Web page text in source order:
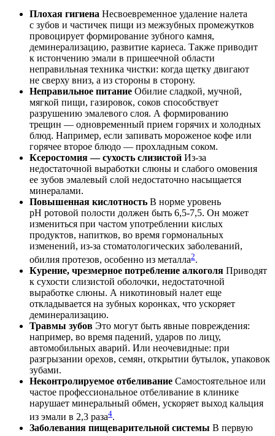
Плохая гигиена Несвоевременное удаление налета
с зубов и частичек пищи из межзубных промежутков
провоцирует формирование зубного камня,
деминерализацию, развитие кариеса. Также приводит
к истончению эмали в пришеечной области
неправильная техника чистки: когда щетку двигают
не сверху вниз, а из стороны в сторону.
Неправильное питание Обилие сладкой, мучной,
мягкой пищи, газировок, соков способствует
разрушению эмалевого слоя. А формированию
трещин — одновременный прием горячих и холодных
блюд. Например, если запивать мороженое кофе или
горячее второе блюдо — прохладным соком.
Ксеростомия — сухость слизистой Из-за
недостаточной выработки слюны и слабого омовения
ее зубов эмалевый слой недостаточно насыщается
минералами.
Повышенная кислотность В норме уровень
pH ротовой полости должен быть 6,5-7,5. Он может
измениться при частом употреблении кислых
продуктов, напитков, во время гормональных
изменений, из-за стоматологических заболеваний,
обилия протезов, особенно из металла2.
Курение, чрезмерное потребление алкоголя Приводят
к сухости слизистой оболочки, недостаточной
выработке слюны. А никотиновый налет еще
откладывается на зубных коронках, что ускоряет
деминерализацию.
Травмы зубов Это могут быть явные повреждения:
например, во время падений, ударов по лицу,
автомобильных аварий. Или неочевидные: при
разгрызании орехов, семян, открытии бутылок, упаковок
зубами.
Неконтролируемое отбеливание Самостоятельное или
частое профессиональное отбеливание в клинике
нарушает минеральный обмен, ускоряет выход кальция
из эмали в 2,3 раза4.
Заболевания пищеварительной системы В первую